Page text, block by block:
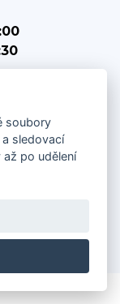
soubory
sledovací
po udělení